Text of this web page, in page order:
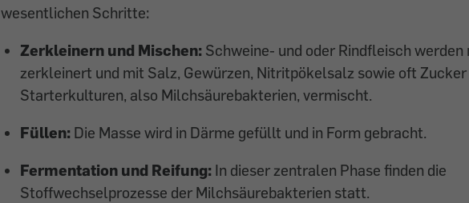
wesentlichen Schritte:
Zerkleinern und Mischen: Schweine- und oder Rindfleisch werden
zerkleinert und mit Salz, Gewürzen, Nitritpökelsalz sowie oft Zucker
Starterkulturen, also Milchsäurebakterien, vermischt.
Füllen: Die Masse wird in Därme gefüllt und in Form gebracht.
Fermentation und Reifung: In dieser zentralen Phase finden die
Stoffwechselprozesse der Milchsäurebakterien statt.